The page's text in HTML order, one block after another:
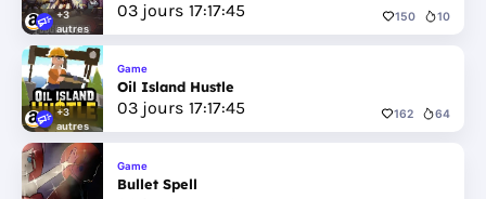
+3
autres
03 jours 17:17:44 150 10
+3
autres
Game
Oil Island Hustle
03 jours 17:17:44 162 64
Game
Bullet Spell